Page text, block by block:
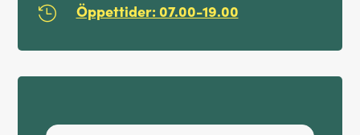
 Öppettider: 07.00-19.00